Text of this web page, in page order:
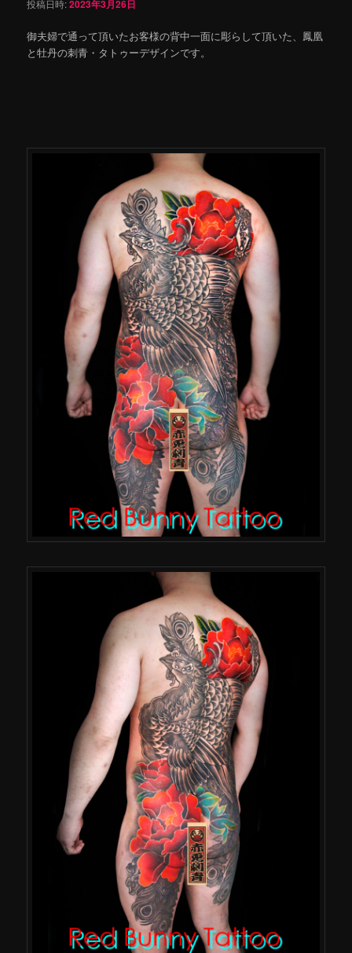
投稿日時:2023年3月26日
御夫婦で通って頂いたお客様の背中一面に彫らして頂いた、鳳凰
と牡丹の刺青・タトゥーデザインです。